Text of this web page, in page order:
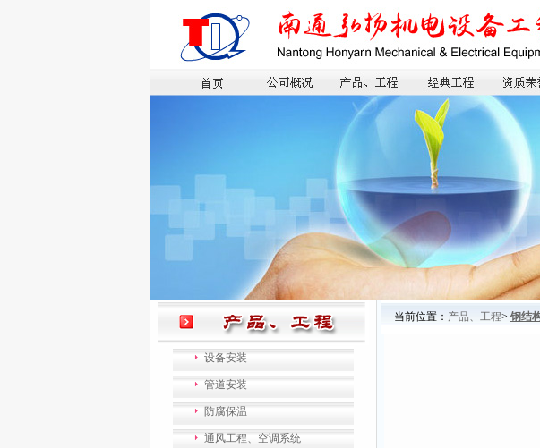
设备安装
管道安装
防腐保温
通风工程、空调系统
当前位置： 产品、工程> 钢结